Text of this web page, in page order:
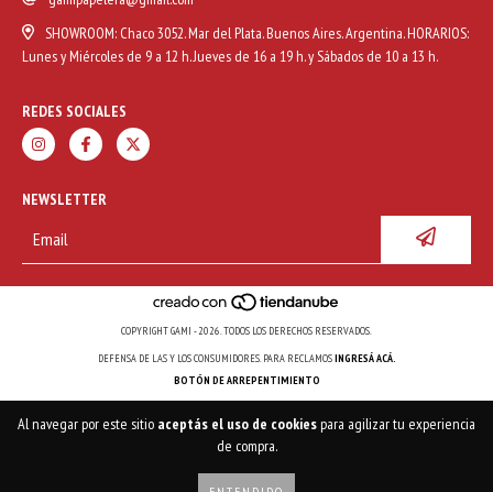
Al navegar por este sitio aceptás el uso de cookiespara agilizar tu experiencia
de compra.
SHOWROOM: Chaco 3052. Mar del Plata. Buenos Aires. Argentina. HORARIOS:
Lunes y Miércoles de 9 a 12 h. Jueves de 16 a 19 h. y Sábados de 10 a 13 h.
REDES SOCIALES
NEWSLETTER
COPYRIGHT GAMI - 2026. TODOS LOS DERECHOS RESERVADOS.
DEFENSA DE LAS Y LOS CONSUMIDORES. PARA RECLAMOSINGRESÁ ACÁ.
BOTÓN DE ARREPENTIMIENTO